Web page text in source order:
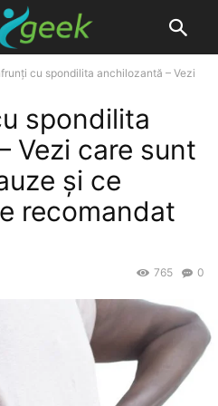
cu spondilita anchilozantă – Vezi
spondilita
Vezi care sunt
și ce
recomandat
0
765